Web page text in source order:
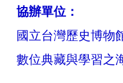
協辦單位：
國立台灣歷史博物
數位典藏與學習之